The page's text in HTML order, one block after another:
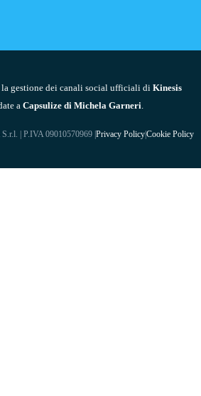
gestione dei canali social ufficiali di Kinesis
aCapsulize di Michela Garneri.
| P.IVA 09010570969 | Privacy PolicyCookie Policy